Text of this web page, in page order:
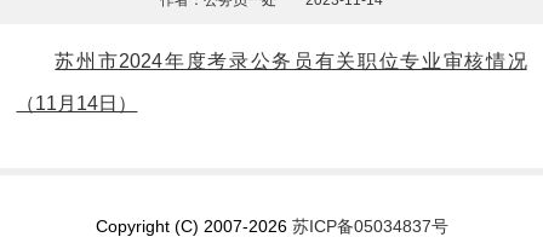
苏州市2024年度考录公务员有关职位专业审核情况
（11月14日）
Copyright (C) 2007-2026 苏ICP备05034837号